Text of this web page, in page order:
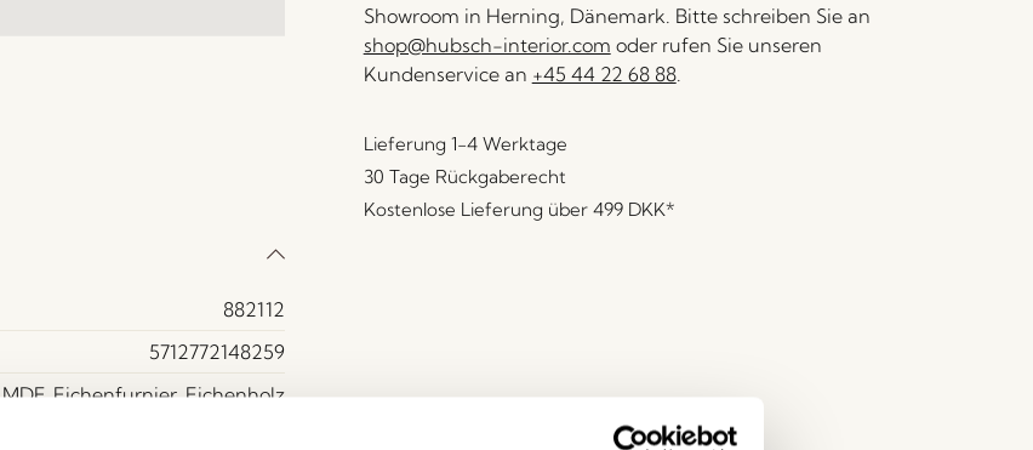
882112
5712772148259
MDF, Eichenfurnier, Eichenholz
Showroom in Herning, Dänemark. Bitte schreiben Sie an
shop@hubsch-interior.com oder rufen Sie unseren
Kundenservice an +45 44 22 68 88.
Lieferung 1-4 Werktage
30 Tage Rückgaberecht
Kostenlose Lieferung über 499 DKK*